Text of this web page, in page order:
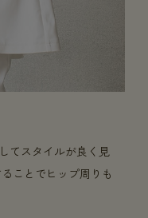
てスタイルが良く見
ことでヒップ周りも